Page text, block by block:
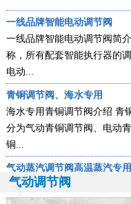
一线品牌智能电动调节阀
一线品牌智能电动调节阀简
称，所有配套智能执行器的
电动...
青铜调节阀、海水专用
海水专用青铜调节阀介绍 青
分为气动青铜调节阀、电动
气动蒸汽调节阀高温蒸汽专用
气动蒸汽调节阀-高温蒸汽
专门用于高温蒸汽的调节阀
气动调节阀